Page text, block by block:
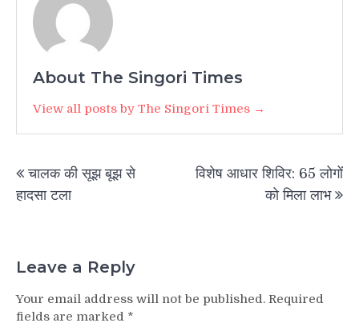
About The Singori Times
View all posts by The Singori Times →
navigation
चालक की सूझ बूझ से
हादसा टला
विशेष आधार शिविर: 65 लोगों
को मिला लाभ
Leave a Reply
Your email address will not be published. Required
fields are marked *